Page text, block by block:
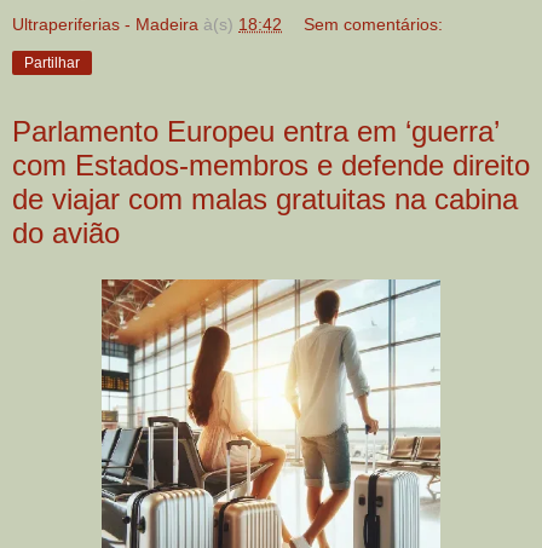
Ultraperiferias - Madeira à(s) 18:42 Sem comentários:
Partilhar
Parlamento Europeu entra em ‘guerra’
com Estados-membros e defende direito
de viajar com malas gratuitas na cabina
do avião